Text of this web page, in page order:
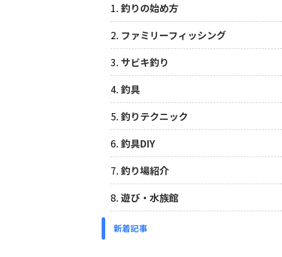
釣りの始め方
ファミリーフィッシング
サビキ釣り
釣具
釣りテクニック
釣具DIY
釣り場紹介
遊び・水族館
新着記事